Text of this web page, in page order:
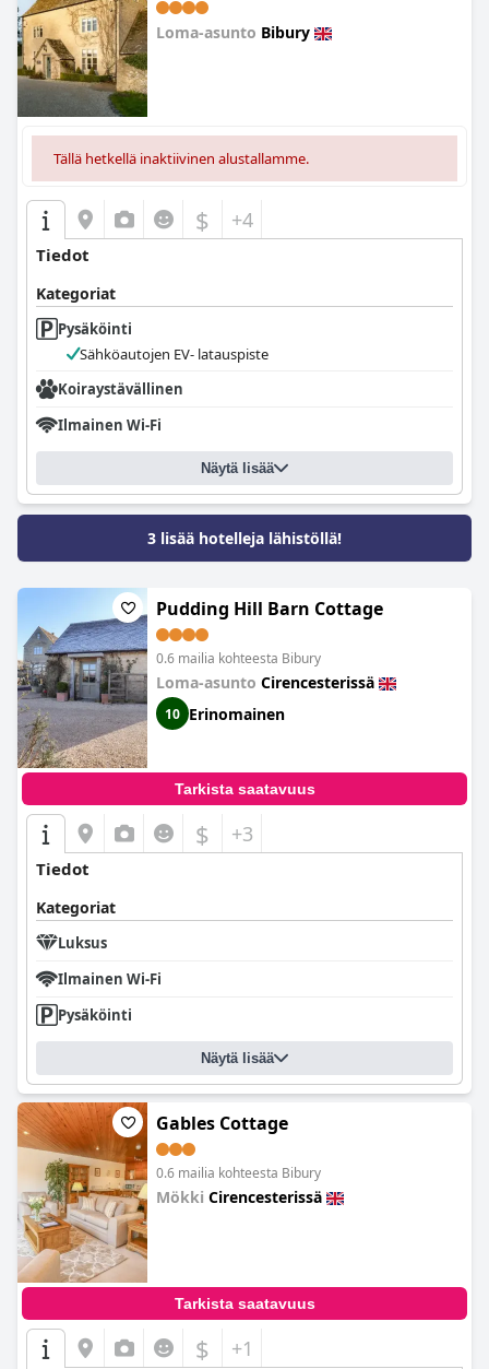
Loma-asunto Bibury
Tällä hetkellä inaktiivinen alustallamme.
$ +4
Tiedot
Kategoriat
Pysäköinti
Sähköautojen EV- latauspiste
Koiraystävällinen
Ilmainen Wi-Fi
Näytä lisää
3 lisää hotelleja lähistöllä!
Pudding Hill Barn Cottage
0.6 mailia kohteesta Bibury
Loma-asunto Cirencesterissä
10 Erinomainen
Tarkista saatavuus
$ +3
Tiedot
Kategoriat
Luksus
Ilmainen Wi-Fi
Pysäköinti
Näytä lisää
Gables Cottage
0.6 mailia kohteesta Bibury
Mökki Cirencesterissä
Tarkista saatavuus
$ +1